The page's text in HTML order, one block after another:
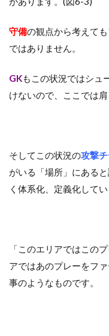
守備の観点から考えて
ではありません。
GKもこの状況ではシュ
けないので、ここでは肩
そしてこの状況の攻撃
がいる「場所」にある
く体系化、定義化して
「このエリアではこの
アではあのプレーをフ
事のようなものです。